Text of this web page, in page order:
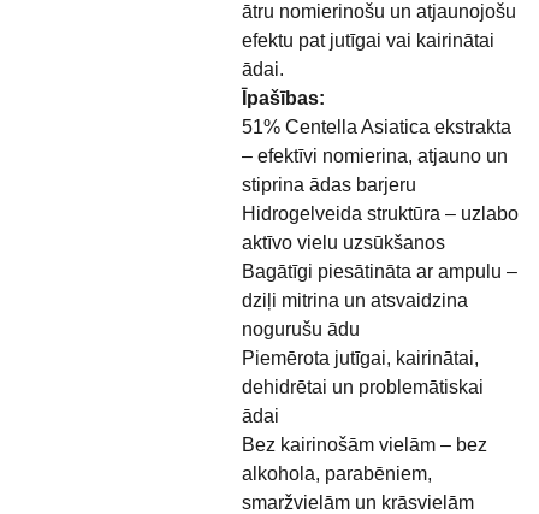
ātru nomierinošu un atjaunojošu
efektu pat jutīgai vai kairinātai
ādai.
Īpašības:
51% Centella Asiatica ekstrakta
– efektīvi nomierina, atjauno un
stiprina ādas barjeru
Hidrogelveida struktūra – uzlabo
aktīvo vielu uzsūkšanos
Bagātīgi piesātināta ar ampulu –
dziļi mitrina un atsvaidzina
nogurušu ādu
Piemērota jutīgai, kairinātai,
dehidrētai un problemātiskai
ādai
Bez kairinošām vielām – bez
alkohola, parabēniem,
smaržvielām un krāsvielām